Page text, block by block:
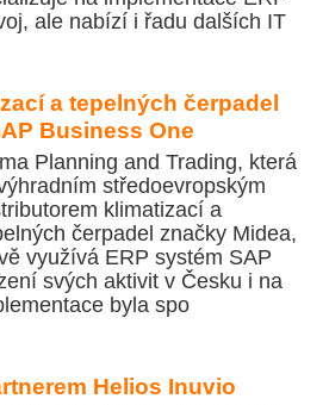
ale nabízí i řadu dalších IT
a tepelných čerpadel
Business One
Planning and Trading, která
středoevropským
klimatizací a
čerpadel značky Midea,
využívá ERP systém SAP
svých aktivit v Česku i na
byla spo
Helios Inuvio